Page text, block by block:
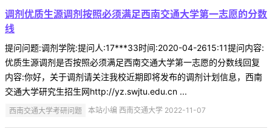
调剂优质生源调剂按照必须满足西南交通大学第一志愿的分数
线
提问问题:调剂学院:提问人:17***33时间:2020-04-2615:11提问内容:
优质生源调剂是否按照必须满足西南交通大学第一志愿的分数线回复
内容:你好，关于调剂请关注我校近期即将发布的调剂计划信息，西南
交通大学研究生招生网http://yz.swjtu.edu.cn ...
西南交通大学考研问题 本站小编 西南交通大学 2022-11-07